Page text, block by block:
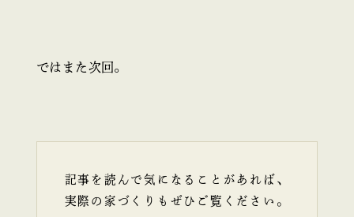
ではまた次回。
記事を読んで気になることがあれば、
実際の家づくりもぜひご覧ください。